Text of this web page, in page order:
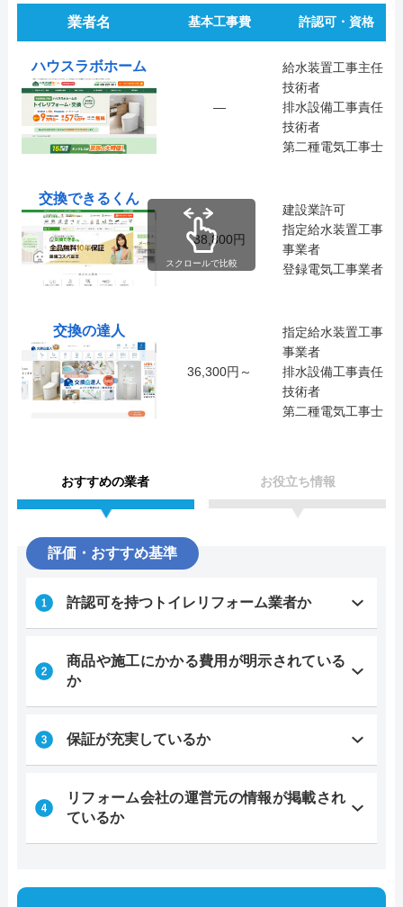
業者名 基本工事費 許認可・資格
ハウスラボホーム
―
給水装置工事主任
技術者
排水設備工事責任
技術者
第二種電気工事士
交換できるくん
38,800円
建設業許可
指定給水装置工事
事業者
登録電気工事業者
交換の達人
36,300円～
指定給水装置工事
事業者
排水設備工事責任
技術者
第二種電気工事士
スクロールで比較
おすすめの業者 お役立ち情報
評価・おすすめ基準
許認可を持つトイレリフォーム業者か
商品や施工にかかる費用が明示されている
か
保証が充実しているか
リフォーム会社の運営元の情報が掲載され
ているか